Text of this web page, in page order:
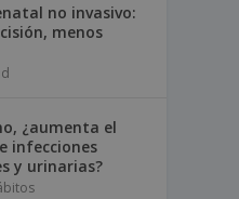
no invasivo:
menos
¿aumenta el
infecciones
y urinarias?